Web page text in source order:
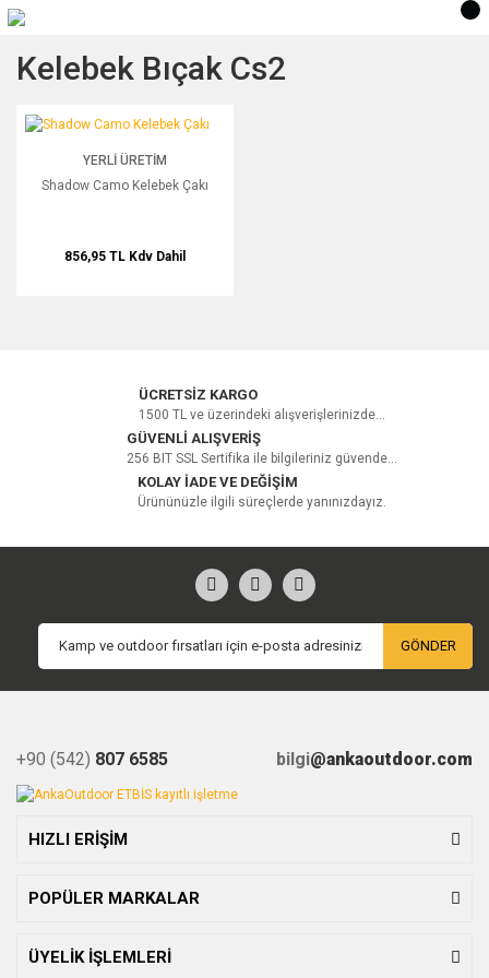
Kelebek Bıçak Cs2
Shadow Camo Kelebek Çakı
YERLI ÜRETIM
Shadow Camo Kelebek Çakı
856,95 TL Kdv Dahil
ÜCRETSİZ KARGO
1500 TL ve üzerindeki alışverişlerinizde...
GÜVENLİ ALIŞVERİŞ
256 BIT SSL Sertifika ile bilgileriniz güvende...
KOLAY İADE VE DEĞİŞİM
Ürününüzle ilgili süreçlerde yanınızdayız.
GÖNDER
+90 (542) 807 6585 bilgi@ankaoutdoor.com
HIZLI ERİŞİM
POPÜLER MARKALAR
ÜYELİK İŞLEMLERİ